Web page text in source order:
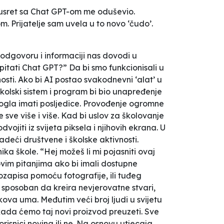
sa Chat GPT-om me oduševio.
Prijatelje sam uvela u to novo ‘čudo’.
i informaciji nas dovodi u
Chat GPT?” Da bi smo funkcionisali u
Ako bi AI postao svakodnevni ‘alat’ u
sistem i program bi bio unapređenje
imati posljedice. Provođenje ogromne
više i više. Kad bi uslov za školovanje
iz svijeta piksela i njihovih ekrana. U
društvene i školske aktivnosti.
škole. “Hej možeš li mi pojasniti ovaj
pitanjima ako bi imali dostupne
pomoću fotografije, ili tuđeg
da kreira nevjerovatne stvari,
uma. Međutim veći broj ljudi u svijetu
ćemo taj novi proizvod preuzeti. Sve